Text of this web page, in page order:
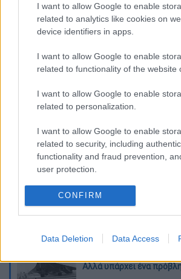
I want to allow Google to enable
related to analytics like cookies on
device identifiers in apps.
I want to allow Google to enable
related to functionality of the website
I want to allow Google to enable
related to personalization.
I want to allow Google to enable
related to security, including
functionality and fraud prevention,
user protection.
CONFIRM
Data Deletion Data Access
Ακολουθήστε το
Instagram
«Στέρεψε» η αγορά από
κυκλοφορίας: Χιλιάδες
παραμένουν
Στη φυλακή ο δήμαρχος
δύο άτομα για τη φωτιά
Επιστροφή στο μέλλον;
Αλλά υπάρχει ένα